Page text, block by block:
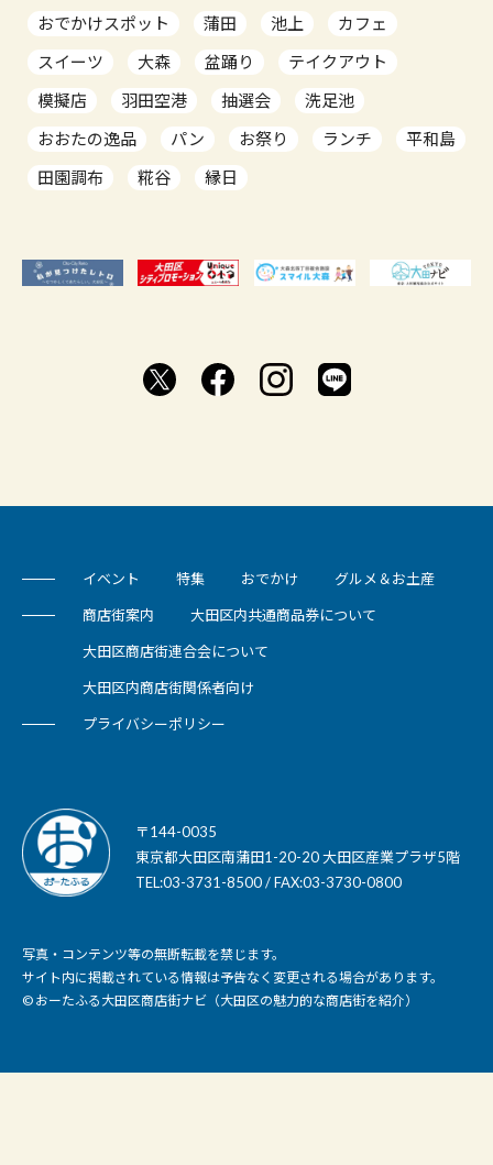
おでかけスポット
蒲田 池上
カフェ
スイーツ
大森 盆踊り
テイクアウト
模擬店
羽田空港 抽選会
洗足池
おおたの逸品
パン お祭り ランチ
平和島
田園調布
糀谷 縁日
イベント 特集 おでかけ グルメ＆お土産
商店街案内 大田区内共通商品券について
大田区商店街連合会について
大田区内商店街関係者向け
プライバシーポリシー
〒144-0035
東京都大田区南蒲田1-20-20 大田区産業プラザ5階
TEL:03-3731-8500 / FAX:03-3730-0800
写真・コンテンツ等の無断転載を禁じます。
サイト内に掲載されている情報は予告なく変更される場合があります。
© おーたふる大田区商店街ナビ（大田区の魅力的な商店街を紹介）